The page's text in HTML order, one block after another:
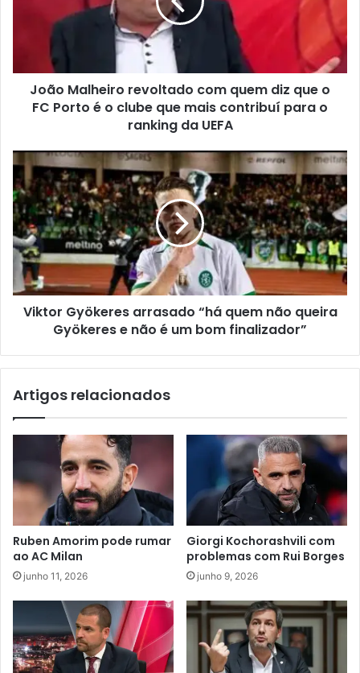
João Malheiro revoltado com quem diz que o
FC Porto é o clube que mais contribuí para o
ranking da UEFA
Viktor Gyökeres arrasado “há quem não queira
Gyökeres e não é um bom finalizador”
Artigos relacionados
Ruben Amorim pode rumar
ao AC Milan
junho 11, 2026
Giorgi Kochorashvili com
problemas com Rui Borges
junho 9, 2026